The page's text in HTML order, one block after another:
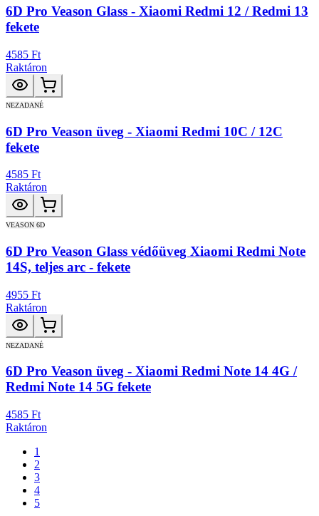
6D Pro Veason Glass - Xiaomi Redmi 12 / Redmi 13
fekete
4585 Ft
Raktáron
NEZADANÉ
6D Pro Veason üveg - Xiaomi Redmi 10C / 12C
fekete
4585 Ft
Raktáron
VEASON 6D
6D Pro Veason Glass védőüveg Xiaomi Redmi Note
14S, teljes arc - fekete
4955 Ft
Raktáron
NEZADANÉ
6D Pro Veason üveg - Xiaomi Redmi Note 14 4G /
Redmi Note 14 5G fekete
4585 Ft
Raktáron
1
2
3
4
5